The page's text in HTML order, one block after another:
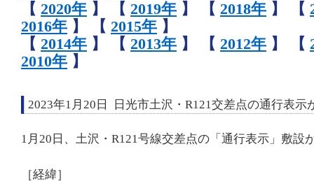
【 2020年 】 【 2019年 】 【 2018年 】 【
2016年 】 【 2015年 】
【 2014年 】 【 2013年 】 【 2012年 】 【
2010年 】
2023年1月20日 日光市土沢・R121交差点の通行表示
1月20日、土沢・R121号線交差点の「通行表示」敷設
［経緯］